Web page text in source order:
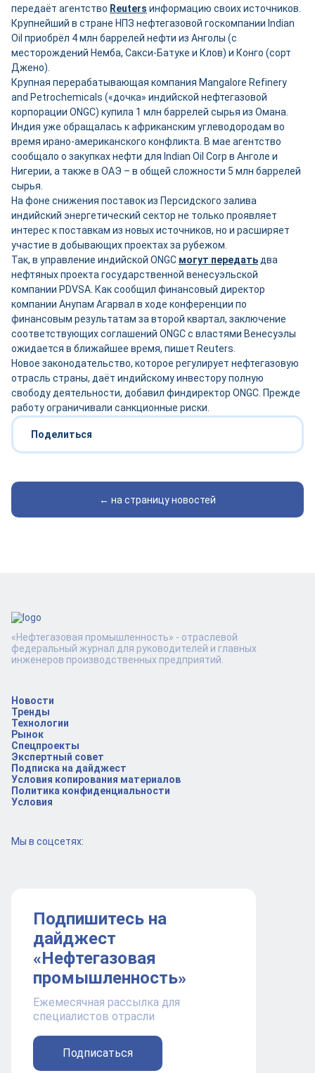
передаёт агентство Reuters информацию своих источников.
Крупнейший в стране НПЗ нефтегазовой госкомпании Indian
Oil приобрёл 4 млн баррелей нефти из Анголы (с
месторождений Немба, Сакси-Батуке и Клов) и Конго (сорт
Джено).
Крупная перерабатывающая компания Mangalore Refinery
and Petrochemicals («дочка» индийской нефтегазовой
корпорации ONGC) купила 1 млн баррелей сырья из Омана.
Индия уже обращалась к африканским углеводородам во
время ирано-американского конфликта. В мае агентство
сообщало о закупках нефти для Indian Oil Corp в Анголе и
Нигерии, а также в ОАЭ – в общей сложности 5 млн баррелей
сырья.
На фоне снижения поставок из Персидского залива
индийский энергетический сектор не только проявляет
интерес к поставкам из новых источников, но и расширяет
участие в добывающих проектах за рубежом.
Так, в управление индийской ONGC могут передать два
нефтяных проекта государственной венесуэльской
компании PDVSA. Как сообщил финансовый директор
компании Анупам Агарвал в ходе конференции по
финансовым результатам за второй квартал, заключение
соответствующих соглашений ONGC с властями Венесуэлы
ожидается в ближайшее время, пишет Reuters.
Новое законодательство, которое регулирует нефтегазовую
отрасль страны, даёт индийскому инвестору полную
свободу деятельности, добавил финдиректор ONGC. Прежде
работу ограничивали санкционные риски.
Поделиться
← на страницу новостей
Новости
Тренды
Технологии
Рынок
Спецпроекты
Экспертный совет
Подписка на дайджест
Условия копирования материалов
Политика конфиденциальности
Условия
Мы в соцсетях:
Подпишитесь на
дайджест
«Нефтегазовая
промышленность»
Ежемесячная рассылка для
специалистов отрасли
Подписаться
«Нефтегазовая промышленность» - отраслевой
федеральный журнал для руководителей и главных
инженеров производственных предприятий.